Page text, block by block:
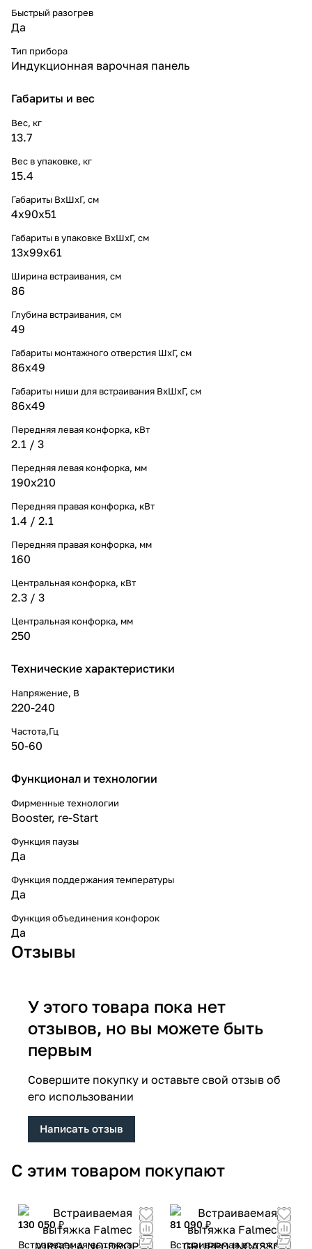
Быстрый разогрев
Да
Тип прибора
Индукционная варочная панель
Габариты и вес
Вес, кг
13.7
Вес в упаковке, кг
15.4
Габариты ВхШхГ, cм
4х90х51
Габариты в упаковке ВхШхГ, cм
13х99х61
Ширина встраивания, см
86
Глубина встраивания, см
49
Габариты монтажного отверстия ШхГ, см
86х49
Габариты ниши для встраивания ВхШхГ, cм
86х49
Передняя левая конфорка, кВт
2.1 / 3
Передняя левая конфорка, мм
190х210
Передняя правая конфорка, кВт
1.4 / 2.1
Передняя правая конфорка, мм
160
Центральная конфорка, кВт
2.3 / 3
Центральная конфорка, мм
250
Технические характеристики
Напряжение, В
220-240
Частота,Гц
50-60
Функционал и технологии
Фирменные технологии
Booster, re-Start
Функция паузы
Да
Функция поддержания температуры
Да
Функция объединения конфорок
Да
Отзывы
У этого товара пока нет
отзывов, но вы можете быть
первым
Совершите покупку и оставьте свой отзыв об
его использовании
Написать отзыв
С этим товаром покупают
130 050 ₽
Встраиваемая вытяжка
81 090 ₽
Встраиваемая вытяжка